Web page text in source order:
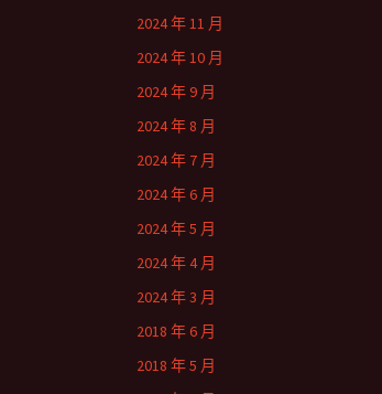
2024 年 11 月
2024 年 10 月
2024 年 9 月
2024 年 8 月
2024 年 7 月
2024 年 6 月
2024 年 5 月
2024 年 4 月
2024 年 3 月
2018 年 6 月
2018 年 5 月